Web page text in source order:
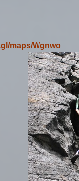
maps/Wgnwo